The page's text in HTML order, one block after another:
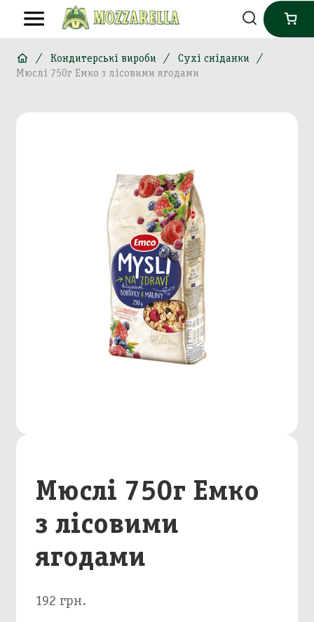
Кондитерські вироби
Сухі сніданки
Мюслі 750г Емко з лісовими ягодами
Мюслі 750г Емко
з лісовими
ягодами
192 грн.